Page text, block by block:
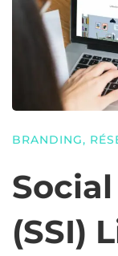
BRANDING,
(SSI)